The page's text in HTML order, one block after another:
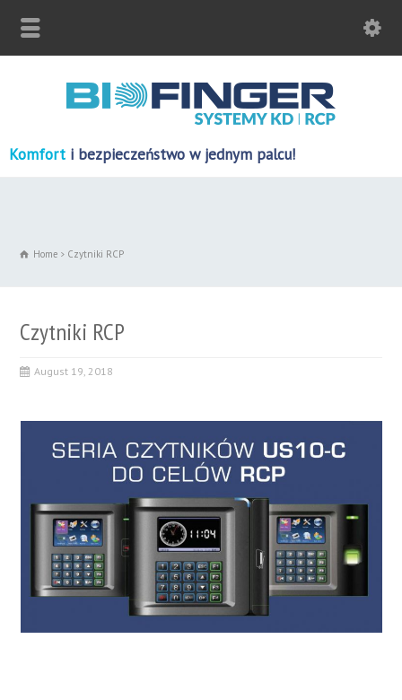
Komfort i bezpieczeństwo w jednym palcu!
Home Czytniki RCP
Czytniki RCP
August 19, 2018